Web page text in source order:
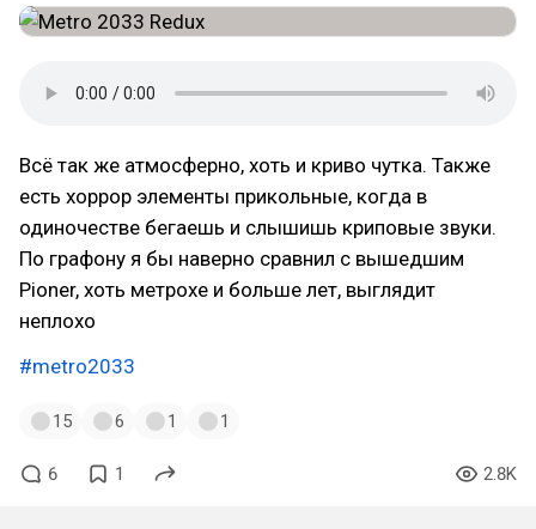
Всё так же атмосферно, хоть и криво чутка. Также
есть хоррор элементы прикольные, когда в
одиночестве бегаешь и слышишь криповые звуки.
По графону я бы наверно сравнил с вышедшим
Pioner, хоть метрохе и больше лет, выглядит
неплохо
#metro2033
15 6 1 1
6 1 2.8K